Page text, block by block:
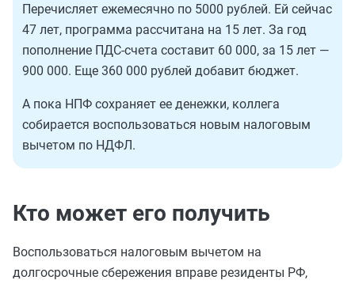
Перечисляет ежемесячно по 5000 рублей. Ей сейчас
47 лет, программа рассчитана на 15 лет. За год
пополнение ПДС-счета составит 60 000, за 15 лет —
900 000. Еще 360 000 рублей добавит бюджет.
А пока НПФ сохраняет ее денежки, коллега
собирается воспользоваться новым налоговым
вычетом по НДФЛ.
Кто может его получить
Воспользоваться налоговым вычетом на
долгосрочные сбережения вправе резиденты РФ,